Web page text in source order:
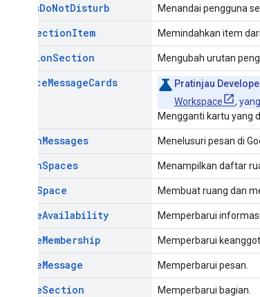
AsDoNotDisturb Menandai pengguna
SectionItem Memindahkan item
PositionSection Mengubah urutan
ReplaceMessageCards Pratinjau
Workspace
,
Mengganti kartu yang
SearchMessages Menelusuri pesan di
SearchSpaces Menampilkan daftar
Space Membuat ruang dan
UpdateAvailability Memperbarui
UpdateMembership Memperbarui
UpdateMessage Memperbarui pesan.
UpdateSection Memperbarui bagian.